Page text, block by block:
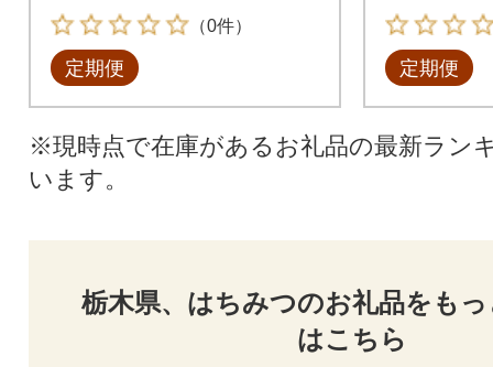
リジナル生蜂蜜。
（0件）
定期便
リジナル生
定期便
※現時点で在庫があるお礼品の最新ラン
います。
栃木県、はちみつのお礼品をも
はこちら